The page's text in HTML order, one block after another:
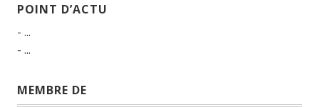
POINT D’ACTU
- ...
- ...
MEMBRE DE